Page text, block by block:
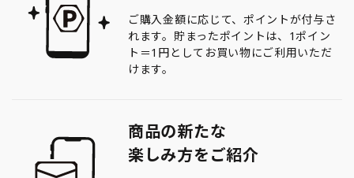
ご購入金額に応じて、ポイントが付与さ
れます。貯まったポイントは、1ポイン
ト＝1円としてお買い物にご利用いただ
けます。
商品の新たな
楽しみ方をご紹介